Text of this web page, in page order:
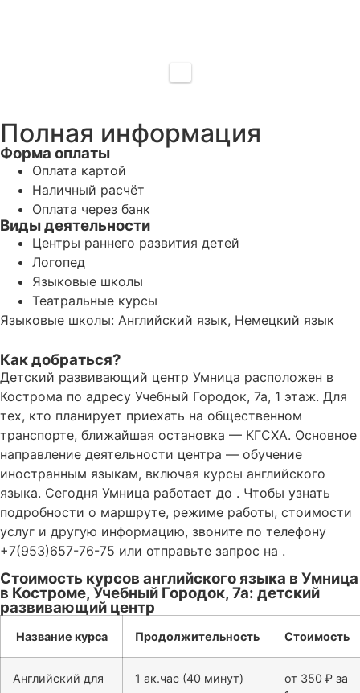
Полная информация
Форма оплаты
Оплата картой
Наличный расчёт
Оплата через банк
Виды деятельности
Центры раннего развития детей
Логопед
Языковые школы
Театральные курсы
Языковые школы: Английский язык, Немецкий язык
Как добраться?
Детский развивающий центр Умница расположен в
Кострома по адресу Учебный Городок, 7а, 1 этаж. Для
тех, кто планирует приехать на общественном
транспорте, ближайшая остановка — КГСХА. Основное
направление деятельности центра — обучение
иностранным языкам, включая курсы английского
языка. Сегодня Умница работает до . Чтобы узнать
подробности о маршруте, режиме работы, стоимости
услуг и другую информацию, звоните по телефону
+7(953)657-76-75 или отправьте запрос на .
Стоимость курсов английского языка в Умница
в Костроме, Учебный Городок, 7а: детский
развивающий центр
Название курса Продолжительность Стоимость
Английский для
1 ак.час (40 минут)
от 350 ₽ за